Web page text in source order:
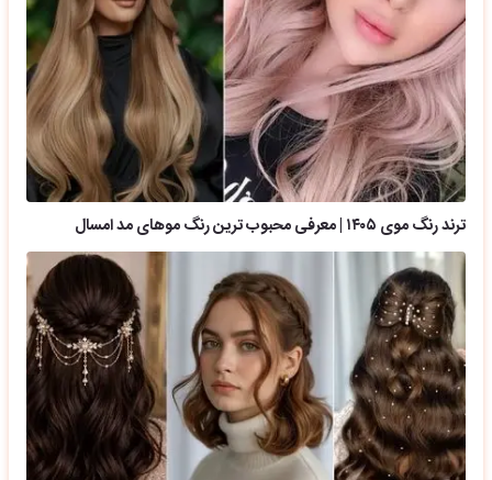
ترند رنگ موی ۱۴۰۵ | معرفی محبوب ترین رنگ موهای مد امسال